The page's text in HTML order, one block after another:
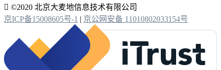
 ©2020 北京大麦地信息技术有限公司
京ICP备15008605号-1 | 京公网安备 11010802033154号